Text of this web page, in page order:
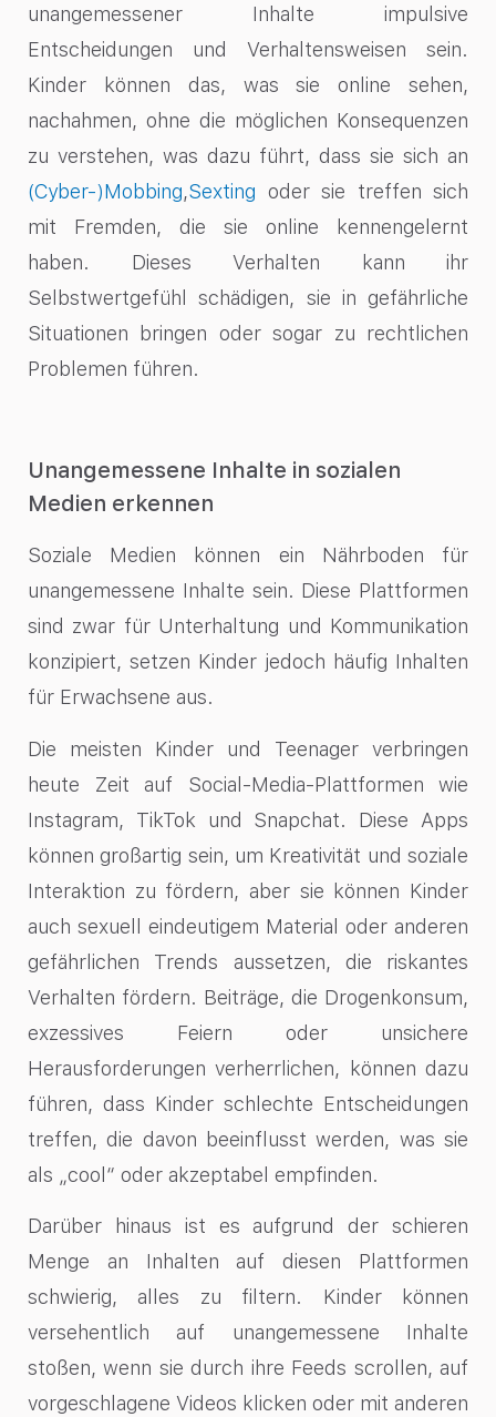
unangemessener Inhalte impulsive
Entscheidungen und Verhaltensweisen sein.
Kinder können das, was sie online sehen,
nachahmen, ohne die möglichen Konsequenzen
zu verstehen, was dazu führt, dass sie sich an
(Cyber-)Mobbing,Sexting oder sie treffen sich
mit Fremden, die sie online kennengelernt
haben. Dieses Verhalten kann ihr
Selbstwertgefühl schädigen, sie in gefährliche
Situationen bringen oder sogar zu rechtlichen
Problemen führen.
Unangemessene Inhalte in sozialen
Medien erkennen
Soziale Medien können ein Nährboden für
unangemessene Inhalte sein. Diese Plattformen
sind zwar für Unterhaltung und Kommunikation
konzipiert, setzen Kinder jedoch häufig Inhalten
für Erwachsene aus.
Die meisten Kinder und Teenager verbringen
heute Zeit auf Social-Media-Plattformen wie
Instagram, TikTok und Snapchat. Diese Apps
können großartig sein, um Kreativität und soziale
Interaktion zu fördern, aber sie können Kinder
auch sexuell eindeutigem Material oder anderen
gefährlichen Trends aussetzen, die riskantes
Verhalten fördern. Beiträge, die Drogenkonsum,
exzessives Feiern oder unsichere
Herausforderungen verherrlichen, können dazu
führen, dass Kinder schlechte Entscheidungen
treffen, die davon beeinflusst werden, was sie
als „cool“ oder akzeptabel empfinden.
Darüber hinaus ist es aufgrund der schieren
Menge an Inhalten auf diesen Plattformen
schwierig, alles zu filtern. Kinder können
versehentlich auf unangemessene Inhalte
stoßen, wenn sie durch ihre Feeds scrollen, auf
vorgeschlagene Videos klicken oder mit anderen